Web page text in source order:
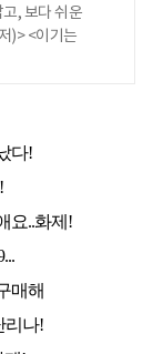
, 보다 쉬운
)> <이기는